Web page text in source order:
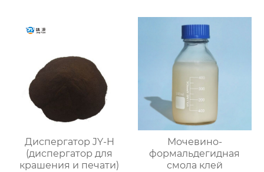
Диспергатор JY-H
(диспергатор для
крашения и печати)
Мочевино-
формальдегидная
смола клей